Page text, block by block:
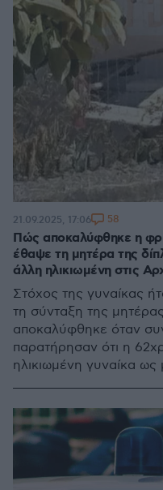
Πώς αποκαλύφθηκε η
έθαψε τη μητέρα της
άλλη ηλικιωμένη στις
Στόχος της γυναίκας
τη σύνταξη της
αποκαλύφθηκε όταν
παρατήρησαν ότι η
ηλικιωμένη γυναίκα
21.09.2025, 17:06 58